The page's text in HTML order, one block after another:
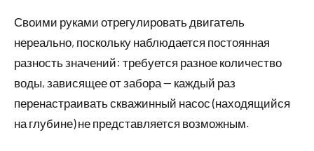
Своими руками отрегулировать двигатель
нереально, поскольку наблюдается постоянная
разность значений: требуется разное количество
воды, зависящее от забора — каждый раз
перенастраивать скважинный насос (находящийся
на глубине) не представляется возможным.